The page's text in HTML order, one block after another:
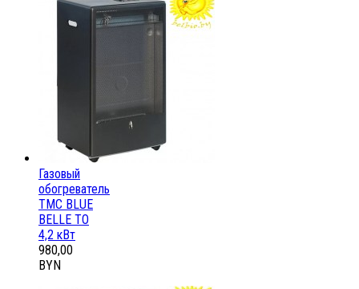
Газовый
обогреватель
ТМС BLUE
BELLE ТО
4,2 кВт
980,00
BYN